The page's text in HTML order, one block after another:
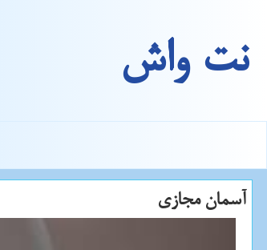
نت واش
آسمان مجازی